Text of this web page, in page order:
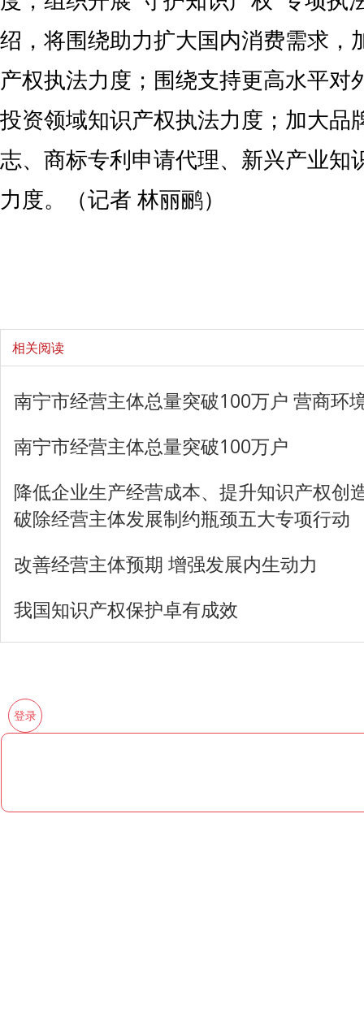
绍，将围绕助力扩大国内消费需求，
产权执法力度；围绕支持更高水平对
投资领域知识产权执法力度；加大品
志、商标专利申请代理、新兴产业知
力度。（记者 林丽鹂）
相关阅读
南宁市经营主体总量突破100万户 营商环
南宁市经营主体总量突破100万户
降低企业生产经营成本、提升知识产权
破除经营主体发展制约瓶颈五大专项行动
改善经营主体预期 增强发展内生动力
我国知识产权保护卓有成效
登录